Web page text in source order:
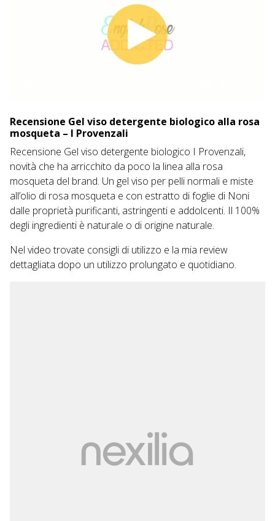
Recensione Gel viso detergente biologico alla rosa
mosqueta – I Provenzali
Recensione Gel viso detergente biologico I Provenzali,
novità che ha arricchito da poco la linea alla rosa
mosqueta del brand. Un gel viso per pelli normali e miste
all’olio di rosa mosqueta e con estratto di foglie di Noni
dalle proprietà purificanti, astringenti e addolcenti. Il 100%
degli ingredienti è naturale o di origine naturale.
Nel video trovate consigli di utilizzo e la mia review
dettagliata dopo un utilizzo prolungato e quotidiano.